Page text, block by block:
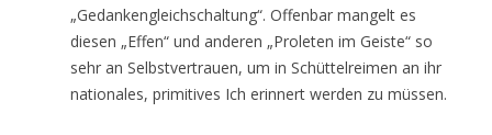
„Gedankengleichschaltung“. Offenbar mangelt es
diesen „Effen“ und anderen „Proleten im Geiste“ so
sehr an Selbstvertrauen, um in Schüttelreimen an ihr
nationales, primitives Ich erinnert werden zu müssen.